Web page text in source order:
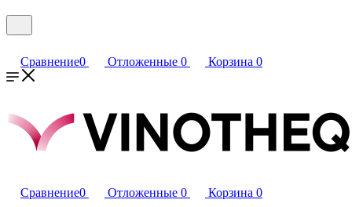
Сравнение0 Отложенные 0 Корзина 0
Сравнение0 Отложенные 0 Корзина 0